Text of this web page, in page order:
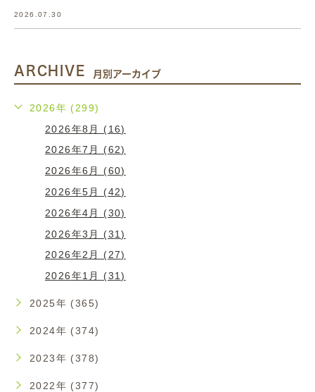
2026.07.30
ARCHIVE 月別アーカイブ
2026年 (299)
2026年8月 (16)
2026年7月 (62)
2026年6月 (60)
2026年5月 (42)
2026年4月 (30)
2026年3月 (31)
2026年2月 (27)
2026年1月 (31)
2025年 (365)
2024年 (374)
2023年 (378)
2022年 (377)